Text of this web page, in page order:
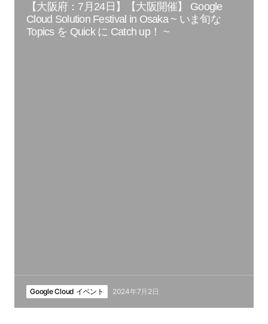
【大阪府：7月24日】【大阪開催】 Google
Cloud Solution Festival in Osaka ~ いま旬な
Topics を Quick に Catch up！ ~
Google Cloud イベント 2024年7月2日